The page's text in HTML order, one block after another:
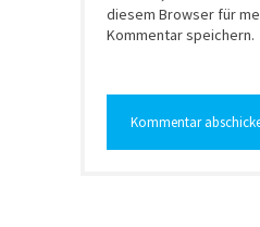
diesem Browser für
Kommentar speichern.